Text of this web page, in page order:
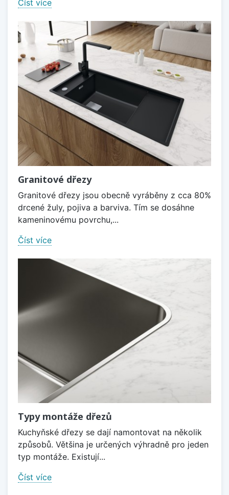
Číst více
Granitové dřezy
Granitové dřezy jsou obecně vyráběny z cca 80%
drcené žuly, pojiva a barviva. Tím se dosáhne
kameninovému povrchu,...
Číst více
Typy montáže dřezů
Kuchyňské dřezy se dají namontovat na několik
způsobů. Většina je určených výhradně pro jeden
typ montáže. Existují...
Číst více